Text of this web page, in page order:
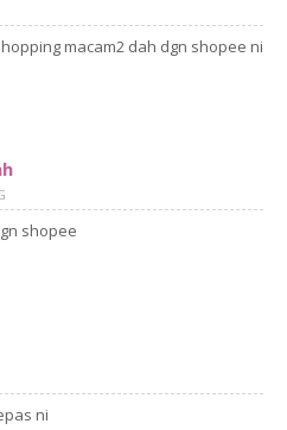
macam2 dah dgn shopee ni
shopee
ni